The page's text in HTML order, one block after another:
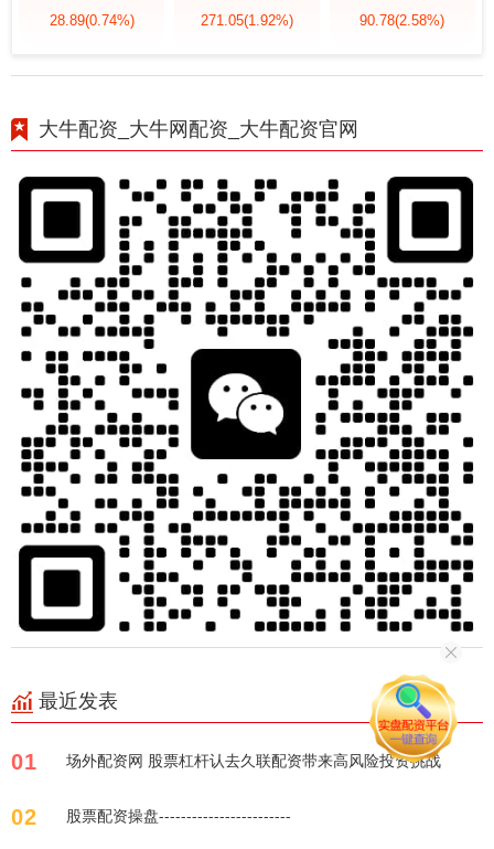
28.89(0.74%) 271.05(1.92%) 90.78(2.58%)
大牛配资_大牛网配资_大牛配资官网
最近发表
01 场外配资网 股票杠杆认去久联配资带来高风险投资挑战
02 股票配资操盘------------------------